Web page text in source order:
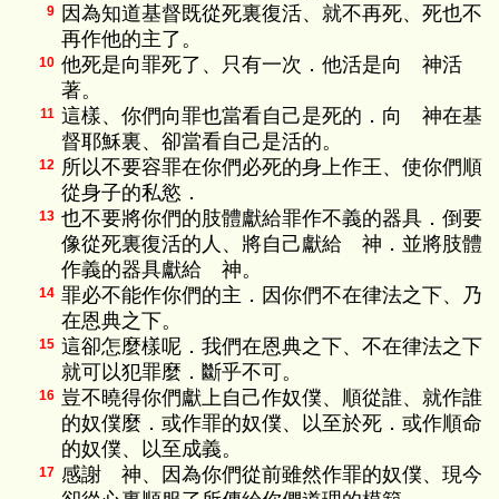
9
因為知道基督既從死裏復活、就不再死、死也不
再作他的主了。
10 他死是向罪死了、只有一次．他活是向 神活
著。
11 這樣、你們向罪也當看自己是死的．向 神在基
督耶穌裏、卻當看自己是活的。
12 所以不要容罪在你們必死的身上作王、使你們順
從身子的私慾．
13 也不要將你們的肢體獻給罪作不義的器具．倒要
像從死裏復活的人、將自己獻給 神．並將肢體
作義的器具獻給 神。
14 罪必不能作你們的主．因你們不在律法之下、乃
在恩典之下。
15 這卻怎麼樣呢．我們在恩典之下、不在律法之下
就可以犯罪麼．斷乎不可。
16 豈不曉得你們獻上自己作奴僕、順從誰、就作誰
的奴僕麼．或作罪的奴僕、以至於死．或作順命
的奴僕、以至成義。
17 感謝 神、因為你們從前雖然作罪的奴僕、現今